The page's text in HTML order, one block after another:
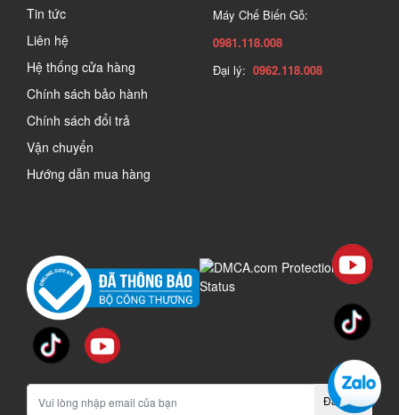
Tin tức
Liên hệ
Hệ thống cửa hàng
Chính sách bảo hành
Chính sách đổi trả
Vận chuyển
Hướng dẫn mua hàng
Máy Chế Biến Gỗ:
0981.118.008
Đại lý: 0962.118.008
Đăng ký